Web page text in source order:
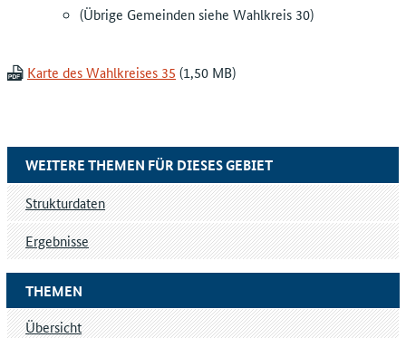
(Übrige Gemeinden siehe Wahlkreis 30)
Karte des Wahlkreises 35
THEMEN
Übersicht
WEITERE THEMEN FÜR DIESES GEBIET
Strukturdaten
Ergebnisse